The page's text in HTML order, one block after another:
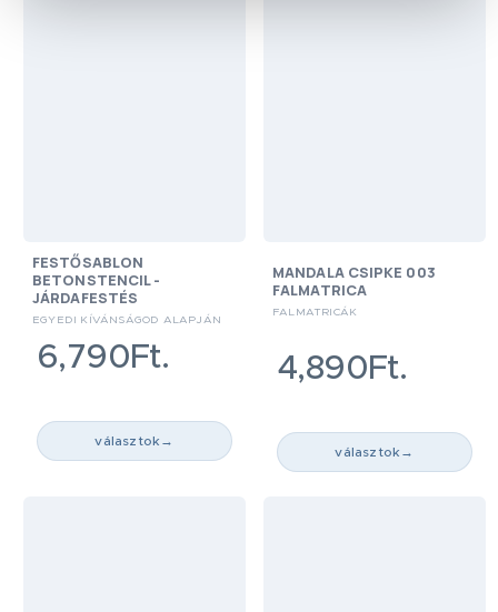
FESTŐSABLON
BETONSTENCIL -
JÁRDAFESTÉS
EGYEDI KÍVÁNSÁGOD ALAPJÁN
6,790Ft.
választok →
MANDALA CSIPKE 003
FALMATRICA
FALMATRICÁK
4,890Ft.
választok →